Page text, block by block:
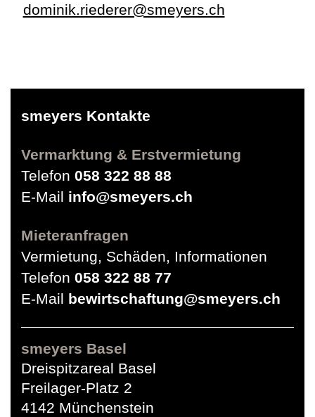
dominik.riederer@smeyers.ch
smeyers Kontakte
Vermarktung & Erstvermietung
Telefon 058 322 88 88
E-Mail info@smeyers.ch
Mieteranfragen
Vermietung, Schäden, Informationen
Telefon 058 322 88 77
E-Mail bewirtschaftung@smeyers.ch
smeyers Basel
Dreispitzareal Basel
Freilager-Platz 2
4142 Münchenstein